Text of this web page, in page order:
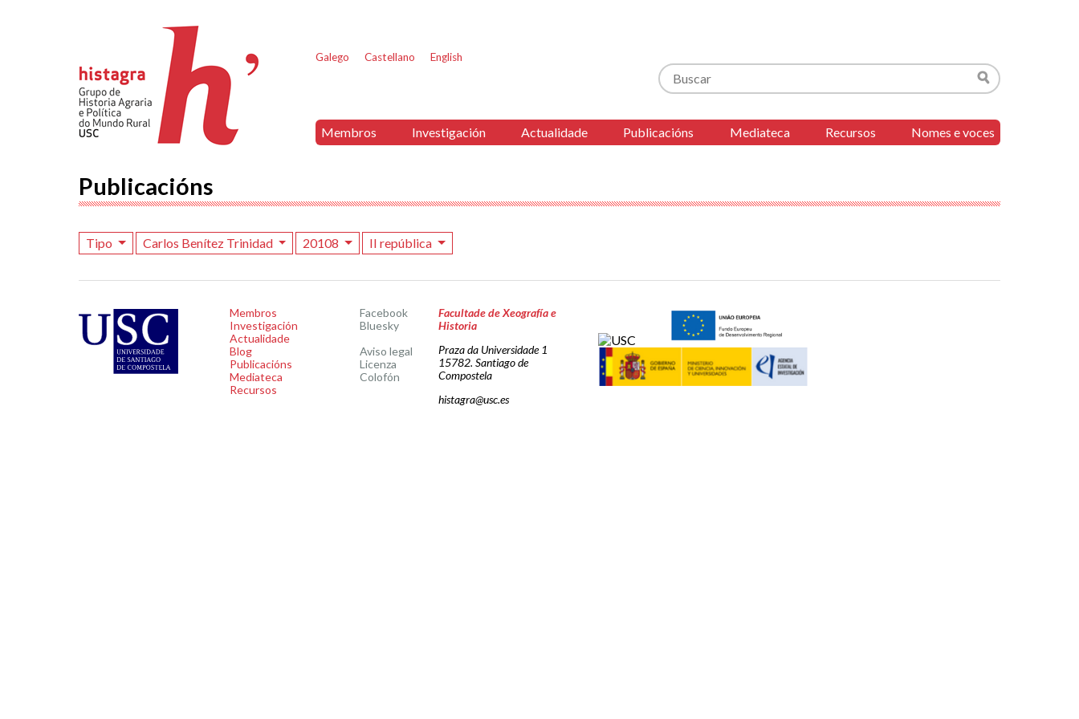
Galego Castellano English
Buscar
Buscar
Membros Investigación Actualidade Publicacións Mediateca Recursos Nomes e voces
Publicacións
Tipo Carlos Benítez Trinidad 20108 II república
Membros
Investigación
Actualidade
Blog
Publicacións
Mediateca
Recursos
Facebook
Bluesky
Aviso legal
Licenza
Colofón
Facultade de Xeografía e
Historia
Praza da Universidade 1
15782. Santiago de
Compostela
histagra@usc.es